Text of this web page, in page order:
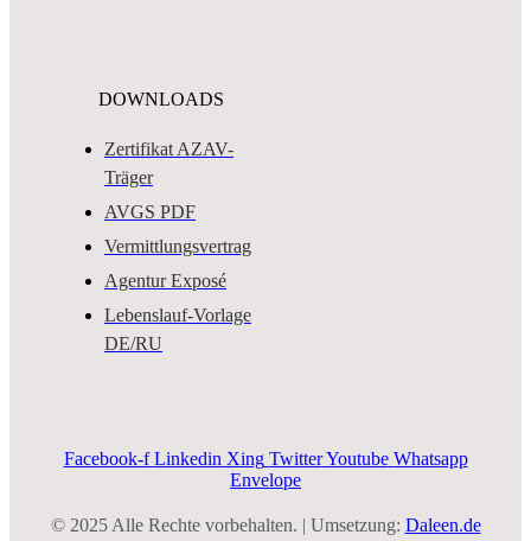
DOWNLOADS
Zertifikat AZAV-
Träger
AVGS PDF
Vermittlungsvertrag
Agentur Exposé
Lebenslauf-Vorlage
DE/RU
Facebook-f Linkedin Xing Twitter Youtube Whatsapp
Envelope
© 2025 Alle Rechte vorbehalten. | Umsetzung: Daleen.de